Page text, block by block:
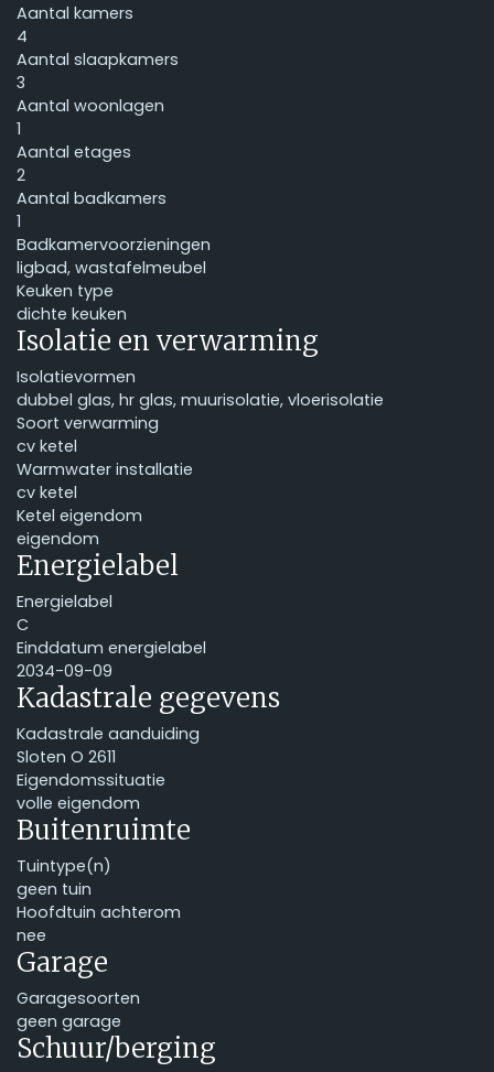
Aantal kamers
4
Aantal slaapkamers
3
Aantal woonlagen
1
Aantal etages
2
Aantal badkamers
1
Badkamervoorzieningen
ligbad, wastafelmeubel
Keuken type
dichte keuken
Isolatie en verwarming
Isolatievormen
dubbel glas, hr glas, muurisolatie, vloerisolatie
Soort verwarming
cv ketel
Warmwater installatie
cv ketel
Ketel eigendom
eigendom
Energielabel
Energielabel
C
Einddatum energielabel
2034-09-09
Kadastrale gegevens
Kadastrale aanduiding
Sloten O 2611
Eigendomssituatie
volle eigendom
Buitenruimte
Tuintype(n)
geen tuin
Hoofdtuin achterom
nee
Garage
Garagesoorten
geen garage
Schuur/berging